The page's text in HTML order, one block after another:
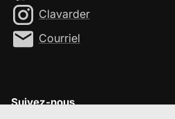
Clavarder
Courriel
Suivez-nous